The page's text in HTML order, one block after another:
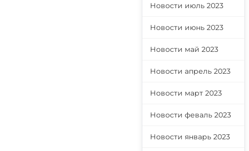
Новости июль 2023
Новости июнь 2023
Новости май 2023
Новости апрель 2023
Новости март 2023
Новости феваль 2023
Новости январь 2023